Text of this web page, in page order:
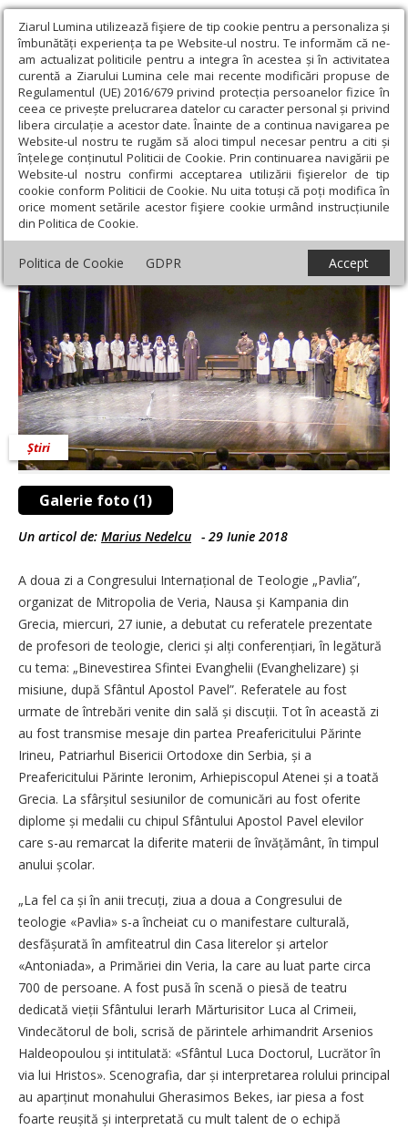
Ziarul Lumina utilizează fişiere de tip cookie pentru a personaliza și
îmbunătăți experiența ta pe Website-ul nostru. Te informăm că ne-
am actualizat politicile pentru a integra în acestea și în activitatea
curentă a Ziarului Lumina cele mai recente modificări propuse de
Regulamentul (UE) 2016/679 privind protecția persoanelor fizice în
ceea ce privește prelucrarea datelor cu caracter personal și privind
libera circulație a acestor date. Înainte de a continua navigarea pe
Website-ul nostru te rugăm să aloci timpul necesar pentru a citi și
înțelege conținutul Politicii de Cookie. Prin continuarea navigării pe
Website-ul nostru confirmi acceptarea utilizării fişierelor de tip
cookie conform Politicii de Cookie. Nu uita totuși că poți modifica în
orice moment setările acestor fişiere cookie urmând instrucțiunile
din Politica de Cookie.
Politica de Cookie GDPR Accept
Ziarul Lumina › Actualitate religioasă › Știri › Referate și
manifestări culturale la Congresul de teologie din Veria
Referate și manifestări culturale la
Congresul de teologie din Veria
Galerie foto (1)
Știri
Un articol de: Marius Nedelcu - 29 Iunie 2018
A doua zi a Congresului Inter­național de Teologie „Pa­vlia”,
organizat de Mitropolia de Veria, Nausa și Kampania din
Grecia, miercuri, 27 iunie, a debutat cu referatele prezentate
de profesori de teologie, clerici și alți confe­rențiari, în legătură
cu tema: „Binevestirea Sfintei Evanghelii (Evanghelizare) și
misiune, după Sfântul Apostol Pavel”. Referatele au fost
urmate de întrebări venite din sală și discuții. Tot în această zi
au fost transmise mesaje din partea Preafericitului Părinte
Irineu, Patriarhul Bisericii Ortodoxe din Serbia, și a
Preafericitului Părinte Ieronim, Arhiepiscopul Atenei și a toată
Grecia. La sfârșitul sesiunilor de comunicări au fost oferite
diplome și medalii cu chipul Sfântului Apostol Pavel elevilor
care s-au remarcat la diferite materii de învățământ, în timpul
anului școlar.
„La fel ca și în anii trecuți, ziua a doua a Congresului de
teologie «Pavlia» s-a încheiat cu o manifestare culturală,
desfă­șurată în amfiteatrul din Casa literelor și artelor
«Antoniada», a Primăriei din Veria, la care au luat parte circa
700 de persoane. A fost pusă în scenă o piesă de teatru
dedicată vieții Sfântului Ierarh Mărturisitor Luca al Crimeii,
Vindecătorul de boli, scrisă de părintele arhimandrit Arsenios
Haldeopoulou și intitulată: «Sfântul Luca Doctorul, Lucrător în
via lui Hristos». Scenografia, dar și interpretarea rolului principal
au aparținut monahului Gherasimos Bekes, iar piesa a fost
foarte reușită și interpretată cu mult talent de o echipă